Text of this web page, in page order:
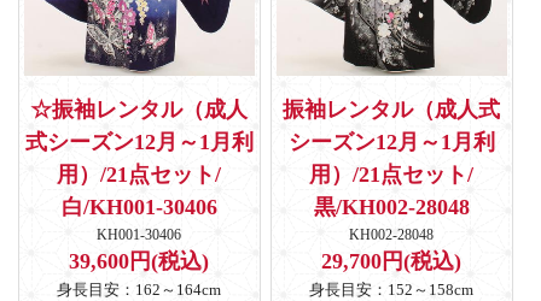
☆振袖レンタル（成人
式シーズン12月～1月利
用）/21点セット/
白/KH001-30406
KH001-30406
39,600円(税込)
身長目安：162～164cm
振袖レンタル（成人式
シーズン12月～1月利
用）/21点セット/
黒/KH002-28048
KH002-28048
29,700円(税込)
身長目安：152～158cm